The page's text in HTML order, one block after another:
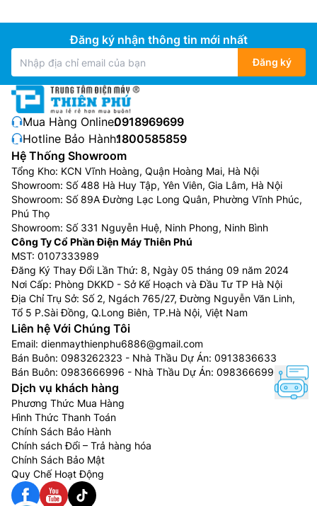
Đăng ký nhận thông tin mới nhất
Đăng ký
Mua Hàng Online:0918969699
Hotline Bảo Hành:1800585859
Hệ Thống Showroom
Tổng Kho: KCN Vĩnh Hoàng, Quận Hoàng Mai, Hà Nội
Showroom: Số 488 Hà Huy Tập, Yên Viên, Gia Lâm, Hà Nội
Showroom: Số 89A Đường Lạc Long Quân, Phường Vĩnh Phúc,
Phú Thọ
Showroom: Số 331 Nguyễn Huệ, Ninh Phong, Ninh Bình
Công Ty Cổ Phần Điện Máy Thiên Phú
MST: 0107333989
Đăng Ký Thay Đổi Lần Thứ: 8, Ngày 05 tháng 09 năm 2024
Nơi Cấp: Phòng DKKD - Sở Kế Hoạch và Đầu Tư TP Hà Nội
Địa Chỉ Trụ Sở: Số 2, Ngách 765/27, Đường Nguyễn Văn Linh,
Tổ 5 P.Sài Đồng, Q.Long Biên, TP.Hà Nội, Việt Nam
Liên hệ Với Chúng Tôi
Email: dienmaythienphu6886@gmail.com
Bán Buôn: 0983262323 - Nhà Thầu Dự Án: 0913836633
Bán Buôn: 0983666996 - Nhà Thầu Dự Án: 0983666996
Dịch vụ khách hàng
Phương Thức Mua Hàng
Hình Thức Thanh Toán
Chính Sách Bảo Hành
Chính sách Đổi – Trả hàng hóa
Chính Sách Bảo Mật
Quy Chế Hoạt Động